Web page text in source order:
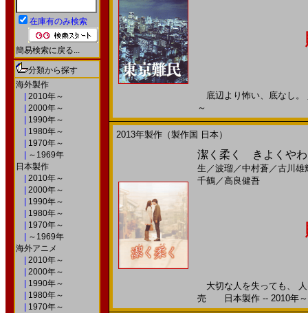
在庫有のみ検索
簡易検索に戻る...
分類から探す
海外製作
2010年～
2000年～
1990年～
1980年～
1970年～
～1969年
日本製作
2010年～
2000年～
1990年～
1980年～
1970年～
～1969年
海外アニメ
2010年～
2000年～
1990年～
1980年～
1970年～
底辺より怖い、底なし
～
2013年製作（製作国 日本）
潔く柔く きよくやわ
生 ／波瑠／中村蒼／古川雄
千鶴／高良健吾
大切な人を失っても、
売 日本製作 -- 2010年～